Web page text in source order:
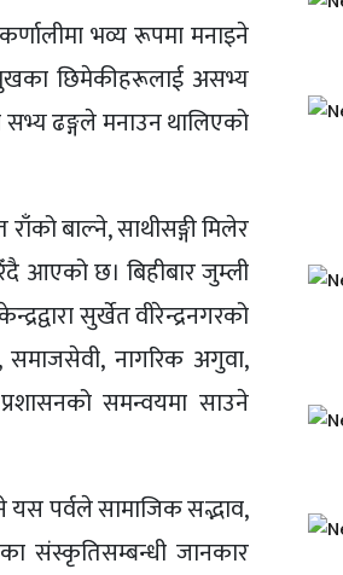
भव्य रूपमा मनाइने
छिमेकीहरूलाई असभ्य
ढङ्गले मनाउन थालिएको
बाल्ने, साथीसङ्गी मिलेर
आएको छ। बिहीबार जुम्ली
सुर्खेत वीरेन्द्रनगरको
समाजसेवी, नागरिक अगुवा,
प्रशासनको समन्वयमा साउने
यस पर्वले सामाजिक सद्भाव,
संस्कृतिसम्बन्धी जानकार